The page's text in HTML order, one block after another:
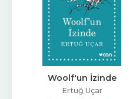
Woolf'un İzinde
Ertuğ Uçar